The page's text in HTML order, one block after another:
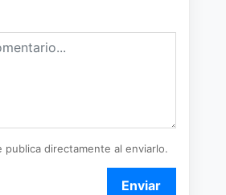
publica directamente al enviarlo.
Enviar